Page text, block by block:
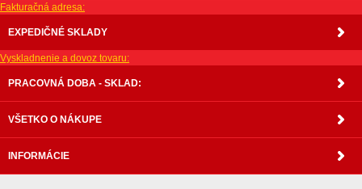
Fakturačná adresa:
EXPEDIČNÉ SKLADY
Vyskladnenie a dovoz tovaru:
PRACOVNÁ DOBA - SKLAD:
VŠETKO O NÁKUPE
INFORMÁCIE